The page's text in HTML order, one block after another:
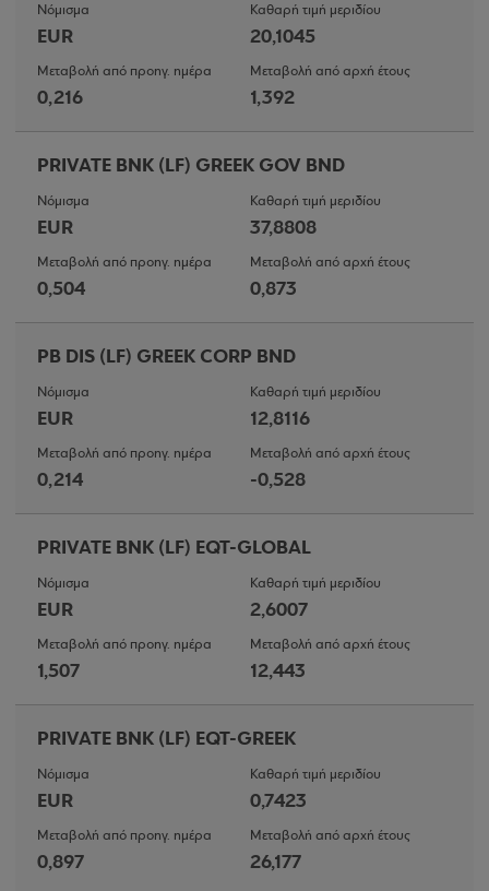
Νόμισμα
EUR
Καθαρή τιμή μεριδίου
20,1045
Μεταβολή από προηγ. ημέρα
0,216
Μεταβολή από αρχή έτους
1,392
PRIVATE BNK (LF) GREEK GOV BND
Νόμισμα
EUR
Καθαρή τιμή μεριδίου
37,8808
Μεταβολή από προηγ. ημέρα
0,504
Μεταβολή από αρχή έτους
0,873
PB DIS (LF) GREEK CORP BND
Νόμισμα
EUR
Καθαρή τιμή μεριδίου
12,8116
Μεταβολή από προηγ. ημέρα
0,214
Μεταβολή από αρχή έτους
-0,528
PRIVATE BNK (LF) EQT-GLOBAL
Νόμισμα
EUR
Καθαρή τιμή μεριδίου
2,6007
Μεταβολή από προηγ. ημέρα
1,507
Μεταβολή από αρχή έτους
12,443
PRIVATE BNK (LF) EQT-GREEK
Νόμισμα
EUR
Καθαρή τιμή μεριδίου
0,7423
Μεταβολή από προηγ. ημέρα
0,897
Μεταβολή από αρχή έτους
26,177